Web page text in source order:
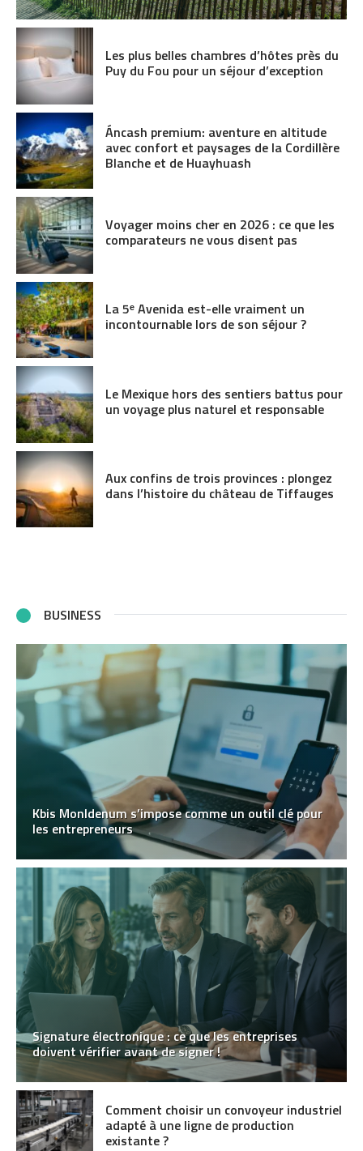
Les plus belles chambres d’hôtes près du
Puy du Fou pour un séjour d’exception
Áncash premium: aventure en altitude
avec confort et paysages de la Cordillère
Blanche et de Huayhuash
Voyager moins cher en 2026 : ce que les
comparateurs ne vous disent pas
La 5ᵉ Avenida est-elle vraiment un
incontournable lors de son séjour ?
Le Mexique hors des sentiers battus pour
un voyage plus naturel et responsable
Aux confins de trois provinces : plongez
dans l’histoire du château de Tiffauges
BUSINESS
Kbis MonIdenum s’impose comme un outil clé pour
les entrepreneurs
Signature électronique : ce que les entreprises
doivent vérifier avant de signer !
Comment choisir un convoyeur industriel
adapté à une ligne de production
existante ?